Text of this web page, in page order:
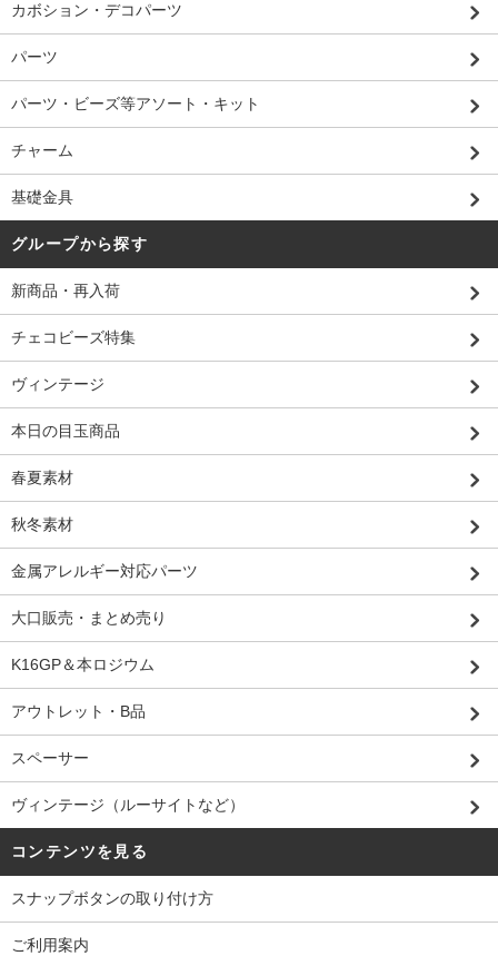
カボション・デコパーツ
パーツ
パーツ・ビーズ等アソート・キット
チャーム
基礎金具
グループから探す
新商品・再入荷
チェコビーズ特集
ヴィンテージ
本日の目玉商品
春夏素材
秋冬素材
金属アレルギー対応パーツ
大口販売・まとめ売り
K16GP＆本ロジウム
アウトレット・B品
スペーサー
ヴィンテージ（ルーサイトなど）
コンテンツを見る
スナップボタンの取り付け方
ご利用案内